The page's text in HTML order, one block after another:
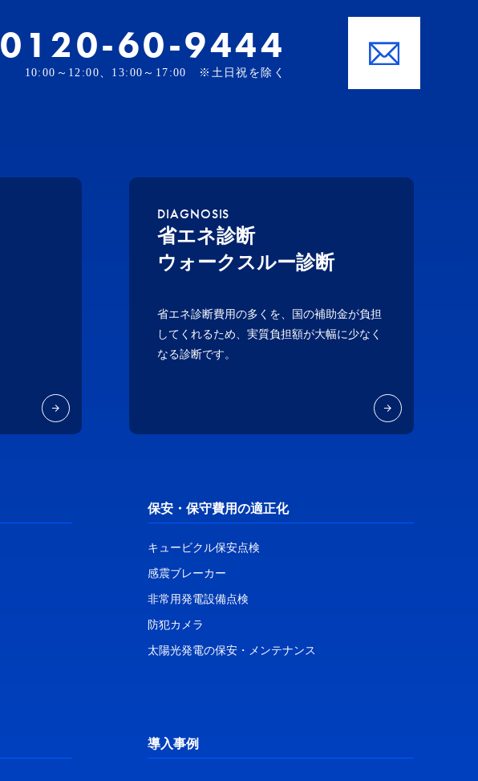
0120-60-9444
10:00～12:00、13:00～17:00 ※土日祝を除く
DIAGNOSIS
省エネ診断
ウォークスルー診断
省エネ診断費用の多くを、国の補助金が負担
してくれるため、実質負担額が大幅に少なく
なる診断です。
保安・保守費用の適正化
キュービクル保安点検
感震ブレーカー
非常用発電設備点検
防犯カメラ
太陽光発電の保安・メンテナンス
導入事例